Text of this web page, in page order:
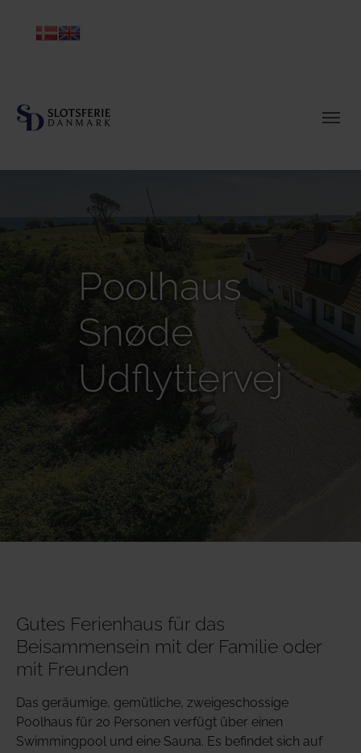
Poolhaus
Snøde
Udflyttervej
Gutes Ferienhaus für das
Beisammensein mit der Familie oder
mit Freunden
Das geräumige, gemütliche, zweigeschossige
Poolhaus für 20 Personen verfügt über einen
Swimmingpool und eine Sauna. Es befindet sich auf